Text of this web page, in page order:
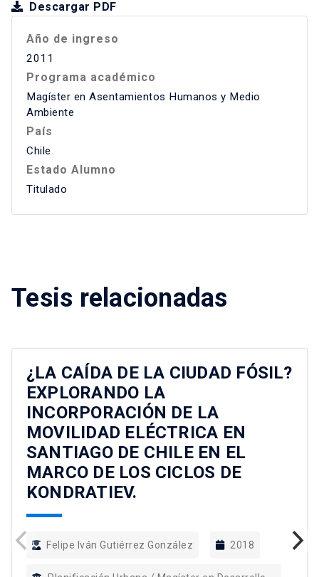
Descargar PDF
Año de ingreso
2011
Programa académico
Magíster en Asentamientos Humanos y Medio
Ambiente
País
Chile
Estado Alumno
Titulado
Tesis relacionadas
¿LA CAÍDA DE LA CIUDAD FÓSIL?
EXPLORANDO LA
INCORPORACIÓN DE LA
MOVILIDAD ELÉCTRICA EN
SANTIAGO DE CHILE EN EL
MARCO DE LOS CICLOS DE
KONDRATIEV.
Felipe Iván Gutiérrez González 2018